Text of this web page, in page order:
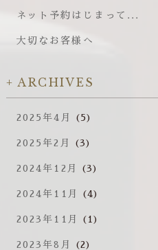
ネット予約はじまって...
大切なお客様へ
ARCHIVES
2025年4月 (5)
2025年2月 (3)
2024年12月 (3)
2024年11月 (4)
2023年11月 (1)
2023年8月 (2)